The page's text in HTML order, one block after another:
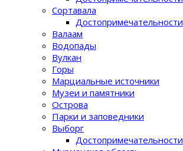
Сортавала
Достопримечательности
Валаам
Водопады
Вулкан
Горы
Марциальные источники
Музеи и памятники
Острова
Парки и заповедники
Выборг
Достопримечательности